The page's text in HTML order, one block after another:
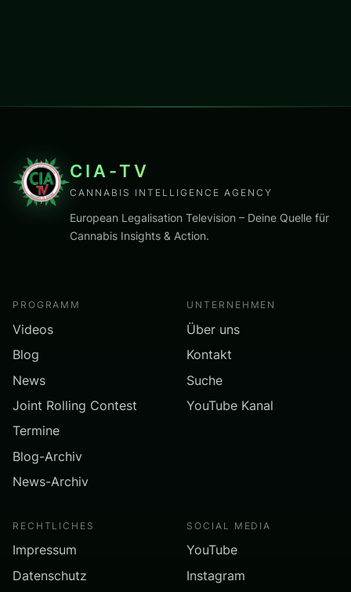
CIA-TV
CANNABIS INTELLIGENCE AGENCY
European Legalisation Television – Deine Quelle für
Cannabis Insights & Action.
PROGRAMM
Videos
Blog
News
Joint Rolling Contest
Termine
Blog-Archiv
News-Archiv
UNTERNEHMEN
Über uns
Kontakt
Suche
YouTube Kanal
RECHTLICHES
Impressum
Datenschutz
SOCIAL MEDIA
YouTube
Instagram